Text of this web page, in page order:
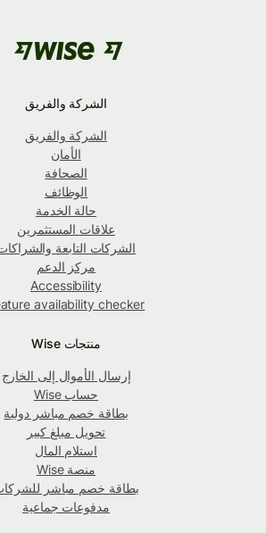
الشركة والفريق
الشركة والفريق
الأمان
الصحافة
الوظائف
حالة الخدمة
علاقات المستثمرين
الشركات التابعة والشراكات
مركز الدعم
Accessibility
Feature availability checker
منتجات Wise
إرسال الأموال إلى الخارج
حساب Wise
بطاقة خصم مباشر دولية
تحويل مبلغ كبير
استلام المال
منصة Wise
بطاقة خصم مباشر للشركات
مدفوعات جماعية